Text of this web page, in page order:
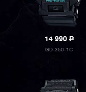
14 990P
GD-350-1C